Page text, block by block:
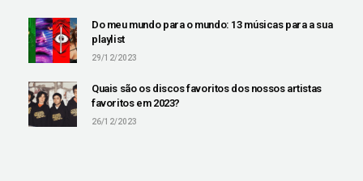
Do meu mundo para o mundo: 13 músicas para a sua
playlist
29/12/2023
Quais são os discos favoritos dos nossos artistas
favoritos em 2023?
26/12/2023